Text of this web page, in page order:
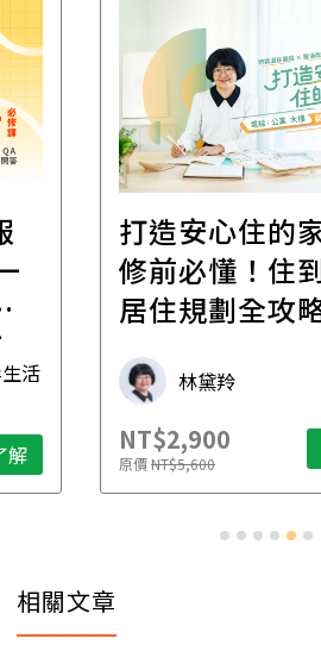
活
解
打造安心住的
修前必懂！住
居住規劃全攻
林黛羚
NT$2,900
原價NT$5,600
相關文章